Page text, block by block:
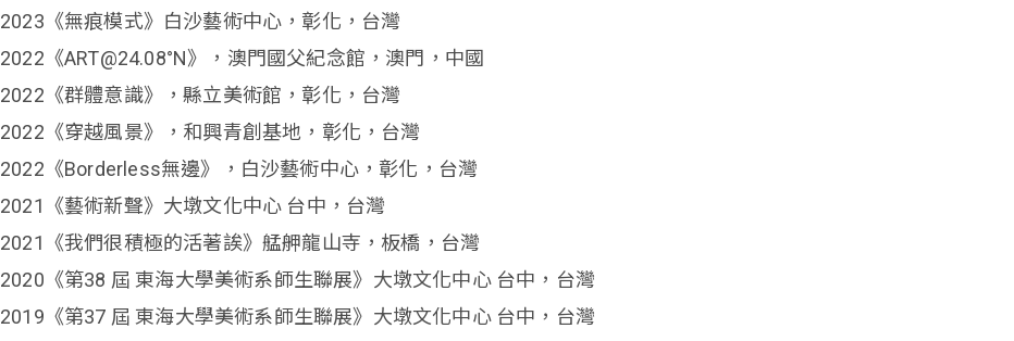
2023《無痕模式》白沙藝術中心，彰化，台灣
2022《ART@24.08°N》，澳門國父紀念館，澳門，中國
2022《群體意識》，縣立美術館，彰化，台灣
2022《穿越風景》，和興青創基地，彰化，台灣
2022《Borderless無邊》，白沙藝術中心，彰化，台灣
2021《藝術新聲》大墩文化中心 台中，台灣
2021《我們很積極的活著誒》艋舺龍山寺，板橋，台灣
2020《第38 屆 東海大學美術系師生聯展》大墩文化中心 台中，台灣
2019《第37 屆 東海大學美術系師生聯展》大墩文化中心 台中，台灣